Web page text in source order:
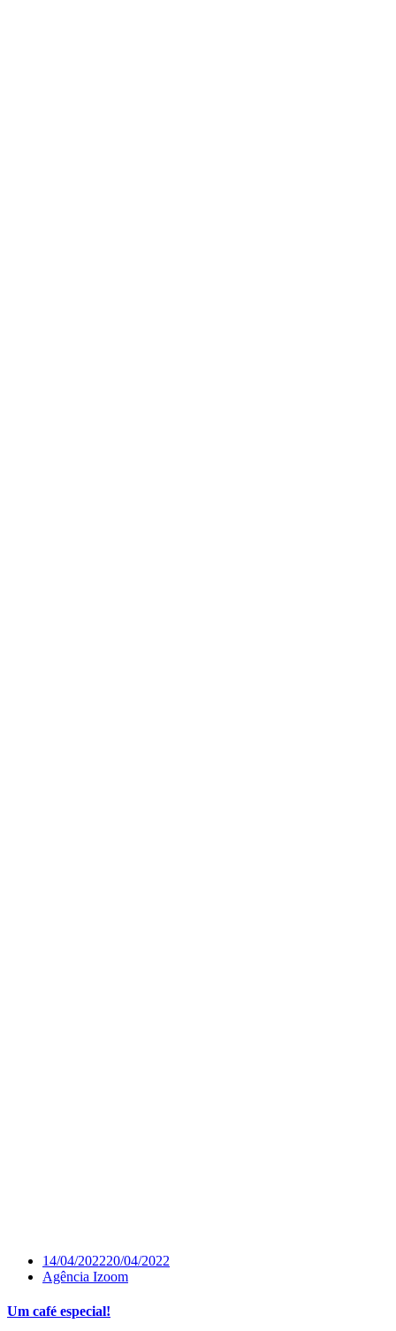
14/04/202220/04/2022
Agência Izoom
Um café especial!